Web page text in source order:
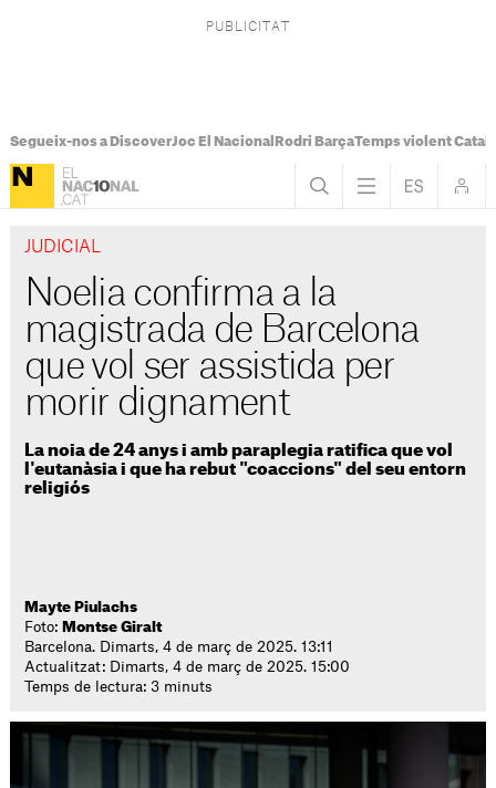
Segueix-nos a DiscoverJoc El Nacional Rodri BarçaTemps violent
JUDICIAL
Noelia confirma a la
magistrada de Barcelona
que vol ser assistida per
morir dignament
La noia de 24 anys i amb paraplegia ratifica que vol
l'eutanàsia i que ha rebut "coaccions" del seu entorn
religiós
Mayte Piulachs
Foto: Montse Giralt
Barcelona. Dimarts, 4 de març de 2025. 13:11
Actualitzat: Dimarts, 4 de març de 2025. 15:00
Temps de lectura: 3 minuts